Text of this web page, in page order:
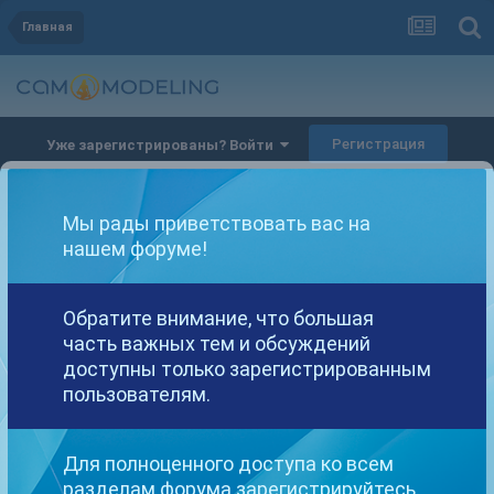
Главная
Уже зарегистрированы? Войти Регистрация
Другие варианты поиска
Найдено: 2 результата
Мы рады приветствовать вас на
нашем форуме!
Обратите внимание, что большая
часть важных тем и обсуждений
доступны только зарегистрированным
пользователям.
Для полноценного доступа ко всем
разделам форума зарегистрируйтесь.